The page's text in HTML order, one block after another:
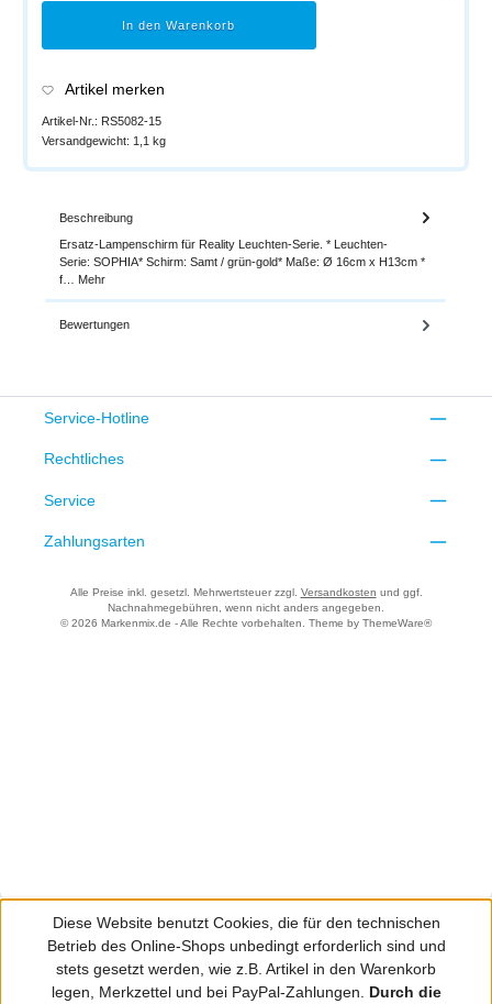
In den Warenkorb
Artikel merken
Artikel-Nr.: RS5082-15
Versandgewicht: 1,1 kg
Beschreibung
Ersatz-Lampenschirm für Reality Leuchten-Serie. * Leuchten-
Serie: SOPHIA* Schirm: Samt / grün-gold* Maße: Ø 16cm x H13cm *
f… Mehr
Bewertungen
Service-Hotline
Rechtliches
Service
Zahlungsarten
Alle Preise inkl. gesetzl. Mehrwertsteuer zzgl. Versandkosten und ggf.
Nachnahmegebühren, wenn nicht anders angegeben.
© 2026 Markenmix.de - Alle Rechte vorbehalten. Theme by ThemeWare®
Diese Website benutzt Cookies, die für den technischen
Betrieb des Online-Shops unbedingt erforderlich sind und
stets gesetzt werden, wie z.B. Artikel in den Warenkorb
legen, Merkzettel und bei PayPal-Zahlungen. Durch die